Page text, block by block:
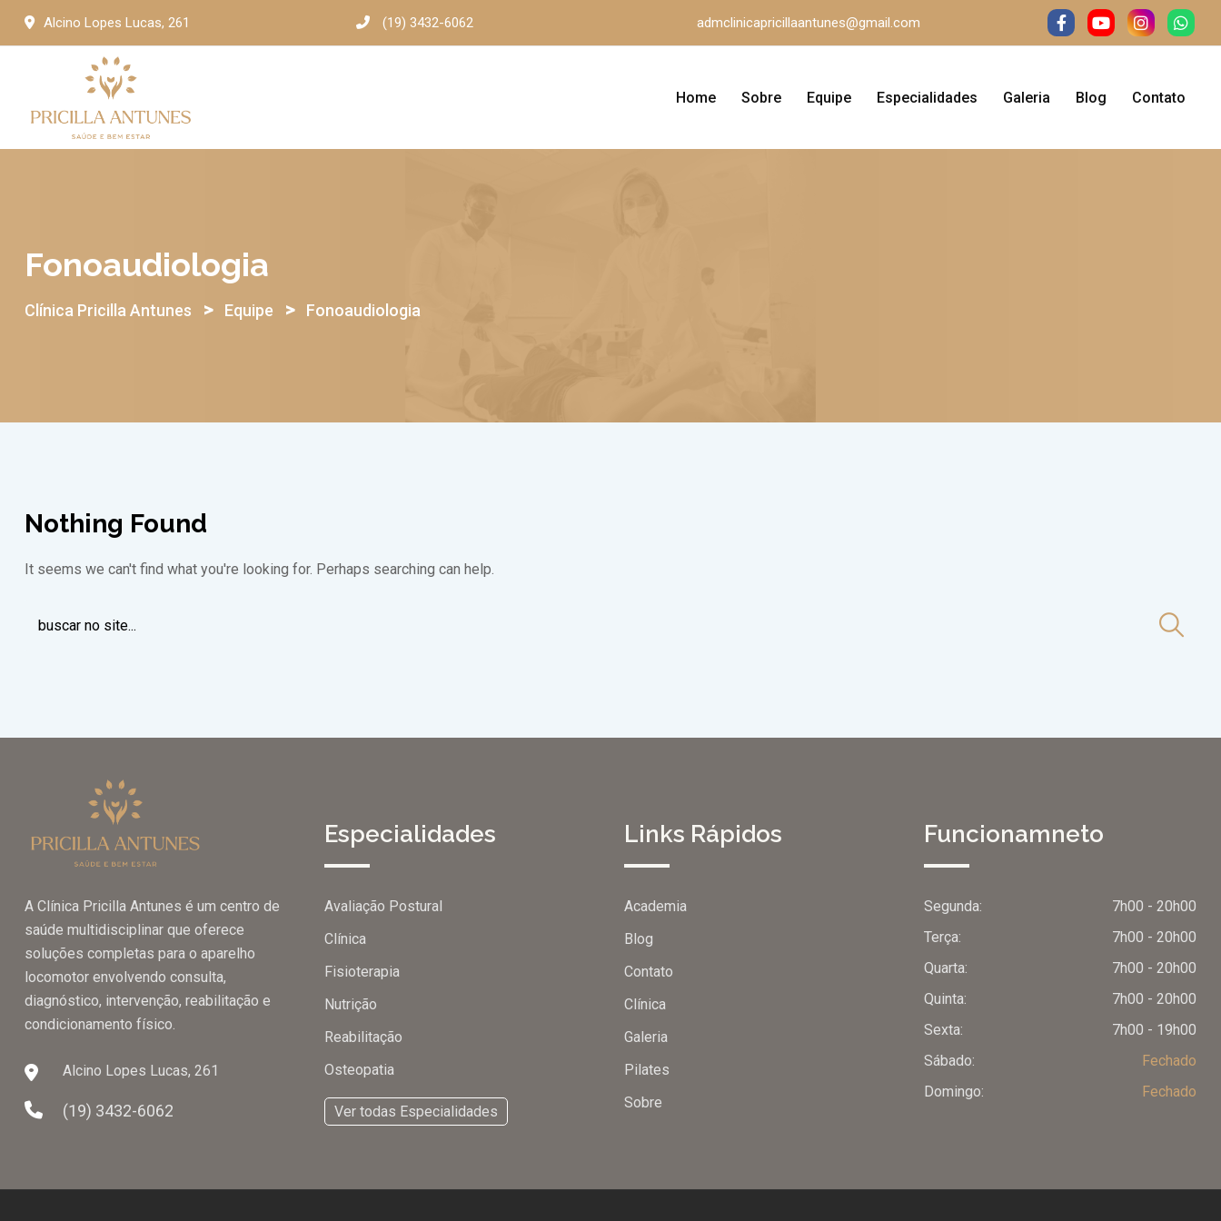
Alcino Lopes Lucas, 261 (19) 3432-6062 admclinicapricillaantunes@gmail.com
Home Sobre Equipe Especialidades Galeria Blog Contato
Fonoaudiologia
Clínica Pricilla Antunes > Equipe > Fonoaudiologia
Nothing Found
It seems we can't find what you're looking for. Perhaps searching can help.
A Clínica Pricilla Antunes é um centro de
saúde multidisciplinar que oferece
soluções completas para o aparelho
locomotor envolvendo consulta,
diagnóstico, intervenção, reabilitação e
condicionamento físico.
Alcino Lopes Lucas, 261
(19) 3432-6062
Especialidades
Avaliação Postural
Clínica
Fisioterapia
Nutrição
Reabilitação
Osteopatia
Ver todas Especialidades
Links Rápidos
Academia
Blog
Contato
Clínica
Galeria
Pilates
Sobre
Funcionamneto
Segunda:
7h00 - 20h00
Terça:
7h00 - 20h00
Quarta:
7h00 - 20h00
Quinta:
7h00 - 20h00
Sexta:
7h00 - 19h00
Sábado:
Fechado
Domingo:
Fechado
Olá, insira seus dados para continuar.